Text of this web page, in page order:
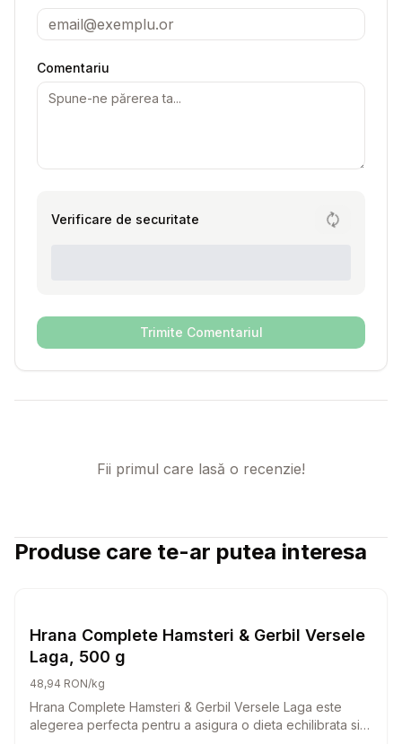
Comentariu
Verificare de securitate
Trimite Comentariul
Fii primul care lasă o recenzie!
Produse care te-ar putea interesa
Hrana Rozatoare
Hrana Complete Hamsteri & Gerbil Versele
Laga, 500 g
48,94 RON/kg
Hrana Complete Hamsteri & Gerbil Versele Laga este
alegerea perfecta pentru a asigura o dieta echilibrata si